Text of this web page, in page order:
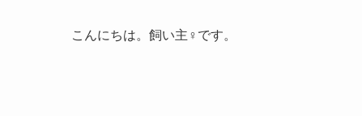
こんにちは。飼い主♀です。